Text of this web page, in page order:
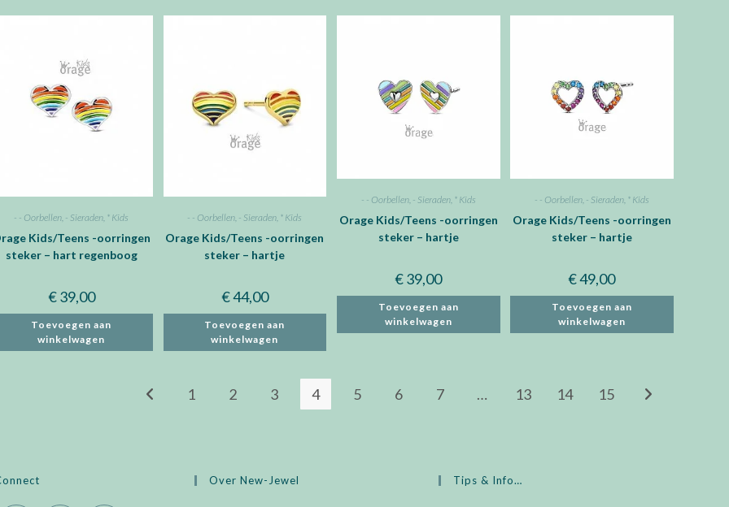
- - Oorbellen, - Sieraden, * Kids
Kids/Teens -oorringen
steker – hart regenboog
€39,00
Toevoegen aan
winkelwagen
- - Oorbellen, - Sieraden, * Kids
Orage Kids/Teens -oorringen
steker – hartje
€44,00
Toevoegen aan
winkelwagen
- - Oorbellen, - Sieraden, * Kids
Orage Kids/Teens -oorringen
steker – hartje
€39,00
Toevoegen aan
winkelwagen
- - Oorbellen, - Sieraden, * Kids
Orage Kids/Teens -oorringen
steker – hartje
€49,00
Toevoegen aan
winkelwagen
1 2 3 4 5 6 7 … 13 14 15
Over New-Jewel Tips & Info…